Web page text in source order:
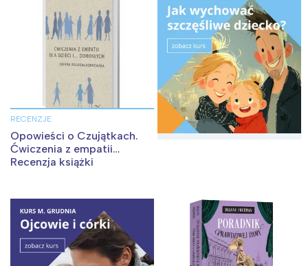
RECENZJE
Opowieści o Czujątkach.
Ćwiczenia z empatii…
Recenzja książki
tego regionu:
Warszawa
Trójmiasto
Poznań
Wrocław
Śląsk
Kraków
Południe
Północ
Wszystkie